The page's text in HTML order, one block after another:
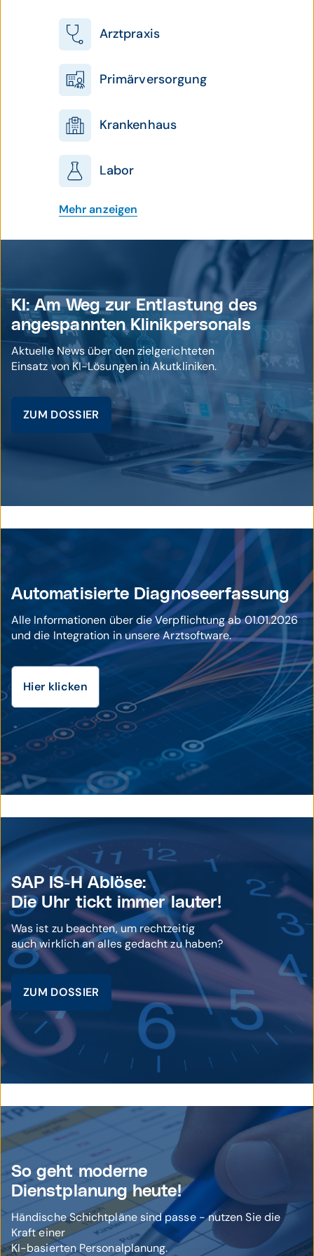
Arztpraxis
Primärversorgung
Krankenhaus
Labor
Mehr anzeigen
KI: Am Weg zur Entlastung des
angespannten Klinikpersonals
Aktuelle News über den zielgerichteten
Einsatz von KI-Lösungen in Akutkliniken.
ZUM DOSSIER
Automatisierte Diagnoseerfassung
Alle Informationen über die Verpflichtung ab 01.01.2026
und die Integration in unsere Arztsoftware.
Hier klicken
SAP IS-H Ablöse:
Die Uhr tickt immer lauter!
Was ist zu beachten, um rechtzeitig
auch wirklich an alles gedacht zu haben?
ZUM DOSSIER
So geht moderne
Dienstplanung heute!
Händische Schichtpläne sind passe - nutzen Sie die
Kraft einer
KI-basierten Personalplanung.